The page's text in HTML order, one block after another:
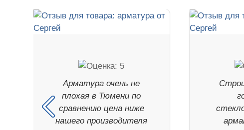
Арматура очень не
плохая в Тюмени по
сравнению цена ниже
нашего производителя